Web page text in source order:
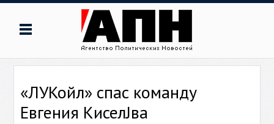
«ЛУКойл» спас команду
Евгения КиселЈва